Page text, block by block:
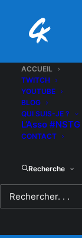
ACCUEIL
TWITCH
YOUTUBE
BLOG
QUI SUIS-JE ?
L’Asso
CONTACT
Recherche